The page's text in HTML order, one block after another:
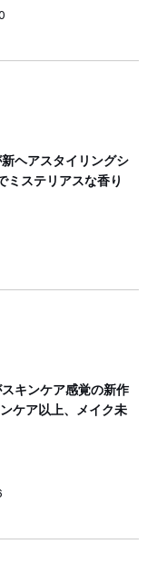
新ヘアスタイリングシ
ミステリアスな香り
スキンケア感覚の新作
ケア以上、メイク未